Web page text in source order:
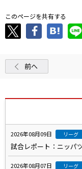
このページを共有する
前へ
2026年08月09日 リーグ
試合レポート：ニッパ
2026年08月07日 リーグ